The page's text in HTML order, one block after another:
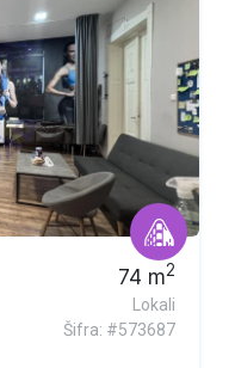
74 m2
Lokali
Šifra: #573687